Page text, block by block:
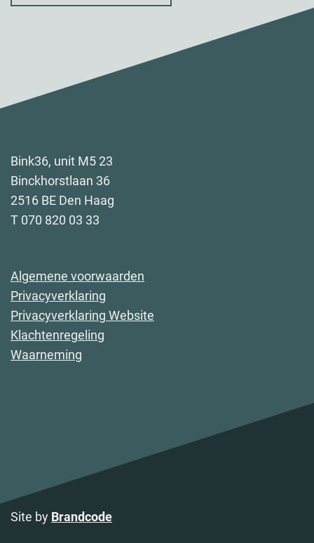
Bink36, unit M5 23
Binckhorstlaan 36
2516 BE Den Haag
T 070 820 03 33
Algemene voorwaarden
Privacyverklaring
Privacyverklaring Website
Klachtenregeling
Waarneming
Site by Brandcode